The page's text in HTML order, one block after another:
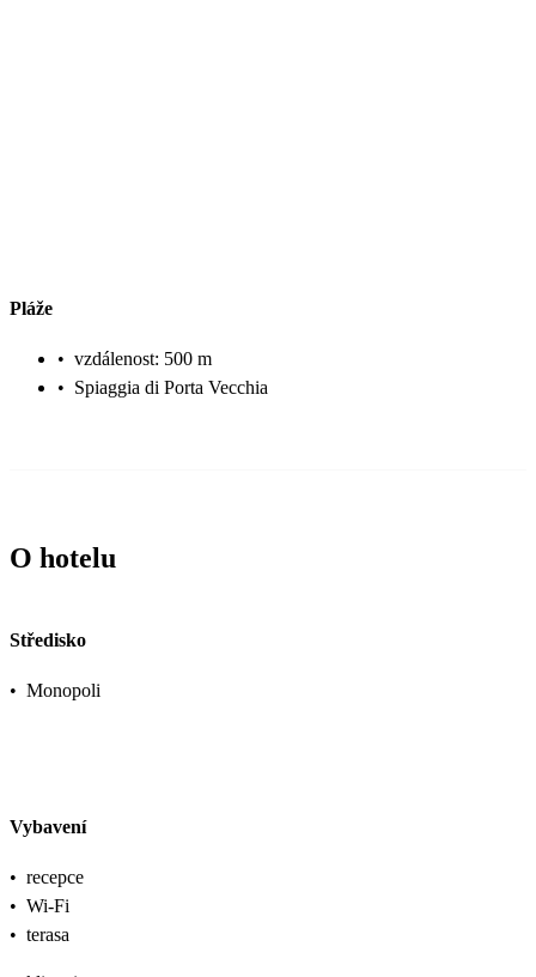
Pláže
• vzdálenost: 500 m
• Spiaggia di Porta Vecchia
O hotelu
Středisko
• Monopoli
Vybavení
• recepce
• Wi-Fi
• terasa